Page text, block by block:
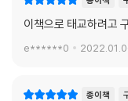
이책으로 태교하려고
e******0
종이책